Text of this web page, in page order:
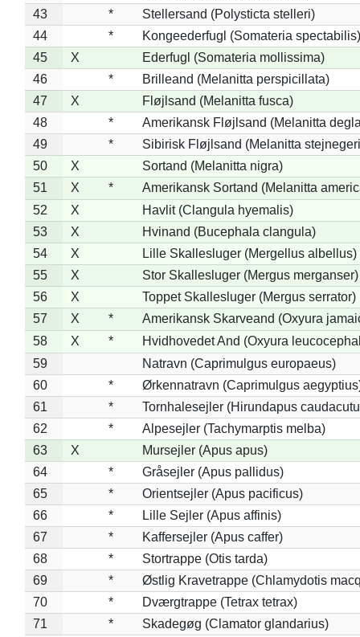
43
*
Stellersand (Polysticta stelleri)
44
*
Kongeederfugl (Somateria spectabilis)
45
X
Ederfugl (Somateria mollissima)
46
*
Brilleand (Melanitta perspicillata)
47
X
Fløjlsand (Melanitta fusca)
48
*
Amerikansk Fløjlsand (Melanitta
49
*
Sibirisk Fløjlsand (Melanitta
50
X
Sortand (Melanitta nigra)
51
X *
Amerikansk Sortand (Melanitta
52
X
Havlit (Clangula hyemalis)
53
X
Hvinand (Bucephala clangula)
54
X
Lille Skallesluger (Mergellus albellus)
55
X
Stor Skallesluger (Mergus merganser)
56
X
Toppet Skallesluger (Mergus serrator)
57
X *
Amerikansk Skarveand (Oxyura
58
X *
Hvidhovedet And (Oxyura
59
Natravn (Caprimulgus europaeus)
60
*
Ørkennatravn (Caprimulgus
61
*
Tornhalesejler (Hirundapus
62
*
Alpesejler (Tachymarptis melba)
63
X
Mursejler (Apus apus)
64
*
Gråsejler (Apus pallidus)
65
*
Orientsejler (Apus pacificus)
66
*
Lille Sejler (Apus affinis)
67
*
Kaffersejler (Apus caffer)
68
*
Stortrappe (Otis tarda)
69
*
Østlig Kravetrappe (Chlamydotis
70
*
Dværgtrappe (Tetrax tetrax)
71
*
Skadegøg (Clamator glandarius)